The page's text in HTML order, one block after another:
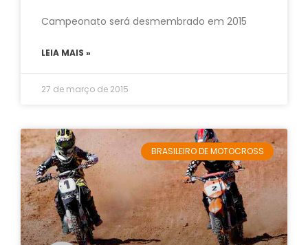
Campeonato será desmembrado em 2015
LEIA MAIS »
27 de março de 2015
BRASILEIRO DE MOTOCROSS